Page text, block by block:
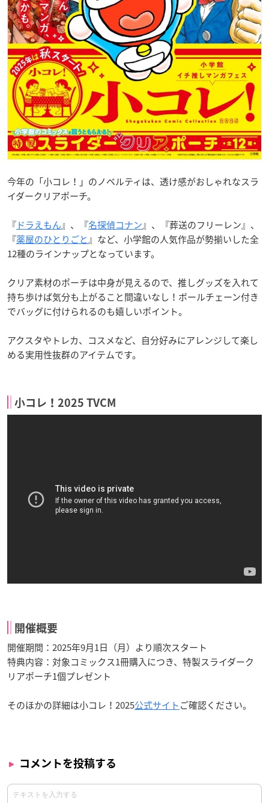
今年の「小コレ！」のノベルティは、透け感がおしゃれなスラ
イダークリアポーチ。
『ドラえもん』、『名探偵コナン』、『葬送のフリーレン』、
『薬屋のひとりごと』など、小学館の人気作品が勢揃いした全
12種のラインナップとなっています。
クリア素材のポーチは中身が見えるので、推しグッズを入れて
持ち歩けば気分も上がること間違いなし！ボールチェーン付き
でバッグに付けられるのも嬉しいポイント。
アクスタやトレカ、コスメなど、自分好みにアレンジして楽し
める実用性抜群のアイテムです。
小コレ！2025 TVCM
開催概要
開催期間：2025年9月1日（月）より順次スタート
特典内容：対象コミックス1冊購入につき、特製スライダーク
リアポーチ1個プレゼント
そのほかの詳細は小コレ！2025公式サイトご確認ください。
コメントを投稿する